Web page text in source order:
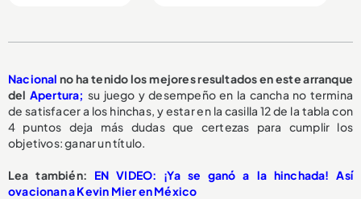
Nacional no ha tenido los mejores resultados en este arranque
del Apertura; su juego y desempeño en la cancha no termina
de satisfacer a los hinchas, y estar en la casilla 12 de la tabla con
4 puntos deja más dudas que certezas para cumplir los
objetivos: ganar un título.
Lea también: EN VIDEO: ¡Ya se ganó a la hinchada! Así
ovacionan a Kevin Mier en México